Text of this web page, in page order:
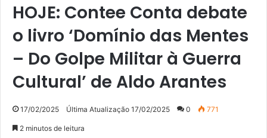
HOJE: Contee Conta debate
o livro ‘Domínio das Mentes
– Do Golpe Militar à Guerra
Cultural’ de Aldo Arantes
17/02/2025 Última Atualização 17/02/2025 0 771
2 minutos de leitura